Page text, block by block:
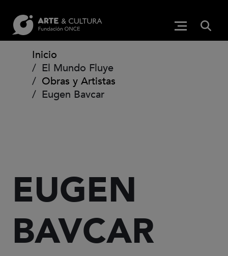
Menú
(Abre en
Ruta de navegación
Inicio
El Mundo Fluye
Obras y Artistas
Eugen Bavcar
EUGEN
BAVCAR